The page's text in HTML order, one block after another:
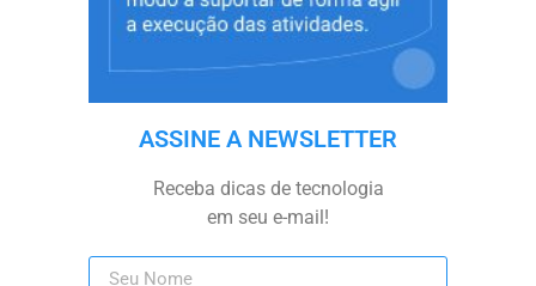
ASSINE A NEWSLETTER
Receba dicas de tecnologia
em seu e-mail!